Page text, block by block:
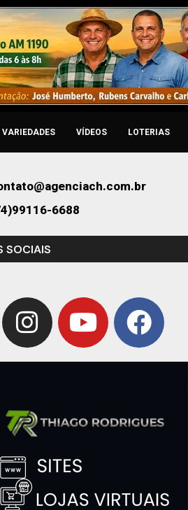
VARIEDADES VÍDEOS LOTERIAS
6688
SOCIAIS